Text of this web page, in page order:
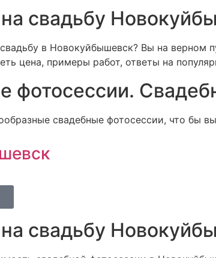
свадьбу
в Новокуйбышевск? Вы на верном
цена, примеры работ, ответы на
фотосессии.
свадебные фотосессии, что бы
свадьбу